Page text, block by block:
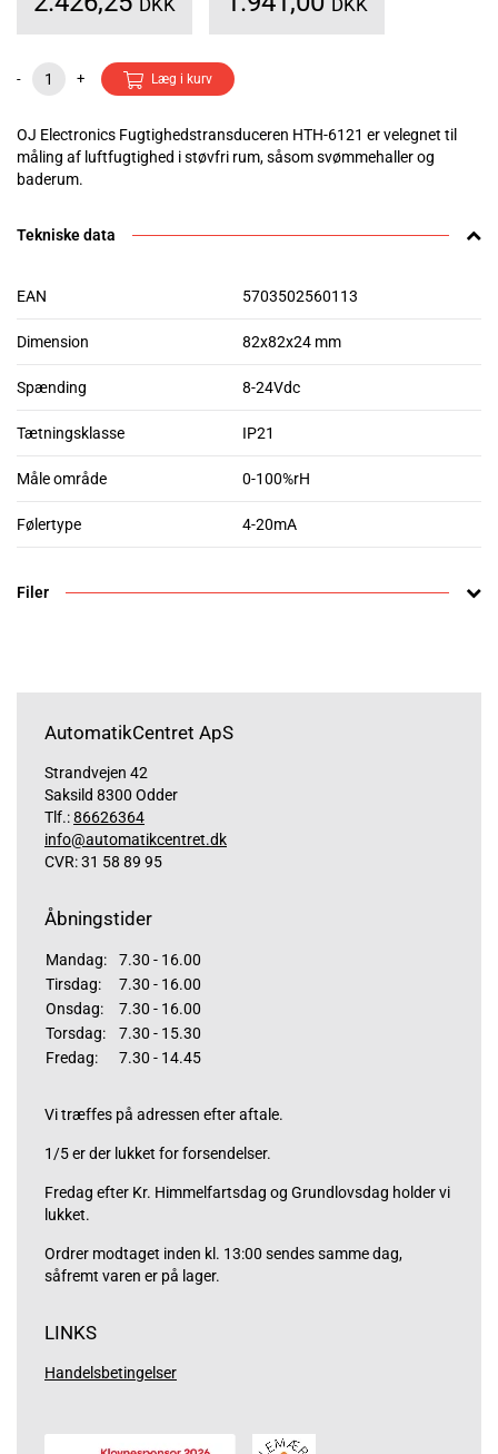
DKK DKK
- + Læg i kurv
OJ Electronics Fugtighedstransduceren HTH-6121 er velegnet til
måling af luftfugtighed i støvfri rum, såsom svømmehaller og
baderum.
Tekniske data
EAN 5703502560113
Dimension 82x82x24 mm
Spænding 8-24Vdc
Tætningsklasse IP21
Måle område 0-100%rH
Følertype 4-20mA
Filer
AutomatikCentret ApS
Strandvejen 42
Saksild 8300 Odder
Tlf.:86626364
info@automatikcentret.dk
CVR: 31 58 89 95
Åbningstider
Mandag:
7.30 - 16.00
Tirsdag:
7.30 - 16.00
Onsdag:
7.30 - 16.00
Torsdag:
7.30 - 15.30
Fredag:
7.30 - 14.45
Vi træffes på adressen efter aftale.
1/5 er der lukket for forsendelser.
Fredag efter Kr. Himmelfartsdag og Grundlovsdag holder vi
lukket.
Ordrer modtaget inden kl. 13:00 sendes samme dag,
såfremt varen er på lager.
LINKS
Handelsbetingelser